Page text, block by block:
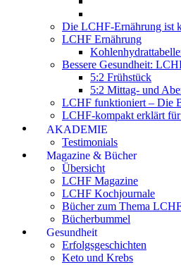
Die LCHF-Ernährung ist
LCHF Ernährung
Bessere Gesundheit:
5:2 Frühstück
5:2 Mittag- und
LCHF funktioniert – Die
LCHF-kompakt erklärt
AKADEMIE
Testimonials
Magazine & Bücher
Übersicht
LCHF Magazine
LCHF Kochjournale
Bücher zum Thema
Bücherbummel
Gesundheit
Erfolgsgeschichten
Keto und Krebs